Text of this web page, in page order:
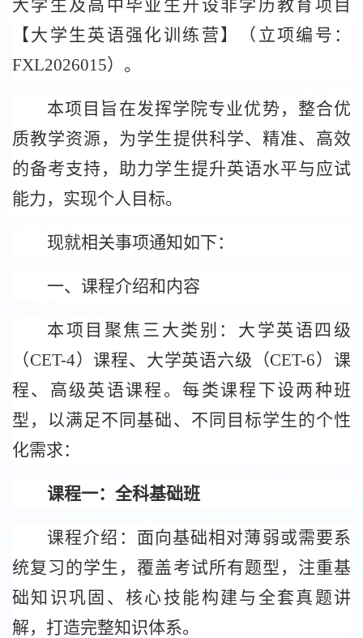
大学生及高中毕业生开设非学历教育项目
【大学生英语强化训练营】（立项编号：
FXL2026015）。
本项目旨在发挥学院专业优势，整合优
质教学资源，为学生提供科学、精准、高效
的备考支持，助力学生提升英语水平与应试
能力，实现个人目标。
现就相关事项通知如下：
一、课程介绍和内容
本项目聚焦三大类别：大学英语四级
（CET-4）课程、大学英语六级（CET-6）课
程、高级英语课程。每类课程下设两种班
型，以满足不同基础、不同目标学生的个性
化需求：
课程一：全科基础班
课程介绍：面向基础相对薄弱或需要系
统复习的学生，覆盖考试所有题型，注重基
础知识巩固、核心技能构建与全套真题讲
解，打造完整知识体系。